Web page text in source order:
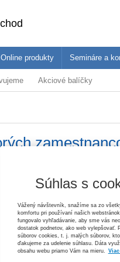
produkty
25,20 €
Ochrana základných práv
Tomáš Ľalík, Ján Svák, Lívia
26,40 €
Pracovné právo v
Online produkty Semináre a
ponúkameAkciové balíčky
Autor Zuzana
Edícia
Súhlas s
Vážený návštevník, snažíme sa zo
komfortu pri používaní našich
fungovalo vyhľadávanie, aby sme vás
dostatok podnetov, ako web vylepšovať.
súborov cookies, t. j. malých súborov,
ďakujeme za udelenie súhlasu. Dáta
obsahu webu priamo Vám na mieru.